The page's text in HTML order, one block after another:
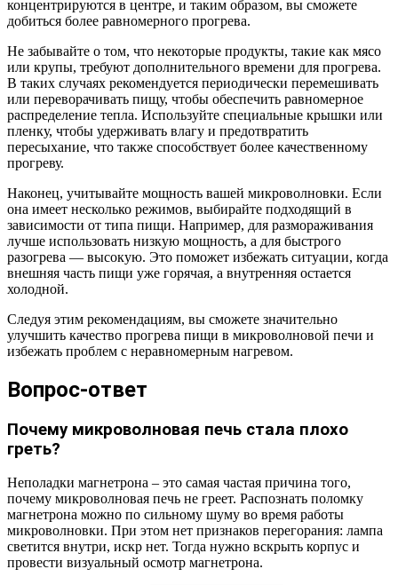
концентрируются в центре, и таким образом, вы сможете
добиться более равномерного прогрева.
Не забывайте о том, что некоторые продукты, такие как мясо
или крупы, требуют дополнительного времени для прогрева.
В таких случаях рекомендуется периодически перемешивать
или переворачивать пищу, чтобы обеспечить равномерное
распределение тепла. Используйте специальные крышки или
пленку, чтобы удерживать влагу и предотвратить
пересыхание, что также способствует более качественному
прогреву.
Наконец, учитывайте мощность вашей микроволновки. Если
она имеет несколько режимов, выбирайте подходящий в
зависимости от типа пищи. Например, для размораживания
лучше использовать низкую мощность, а для быстрого
разогрева — высокую. Это поможет избежать ситуации, когда
внешняя часть пищи уже горячая, а внутренняя остается
холодной.
Следуя этим рекомендациям, вы сможете значительно
улучшить качество прогрева пищи в микроволновой печи и
избежать проблем с неравномерным нагревом.
Вопрос-ответ
Почему микроволновая печь стала плохо
греть?
Неполадки магнетрона – это самая частая причина того,
почему микроволновая печь не греет. Распознать поломку
магнетрона можно по сильному шуму во время работы
микроволновки. При этом нет признаков перегорания: лампа
светится внутри, искр нет. Тогда нужно вскрыть корпус и
провести визуальный осмотр магнетрона.